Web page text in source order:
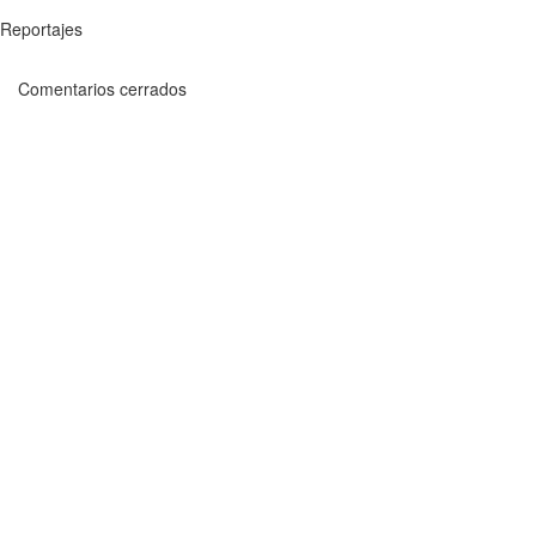
Reportajes
Comentarios cerrados